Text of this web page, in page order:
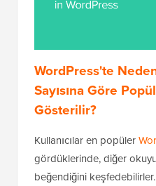
WordPress'te
Sayısına Göre
Gösterilir?
Kullanıcılar en popüler
gördüklerinde, diğer
beğendiğini